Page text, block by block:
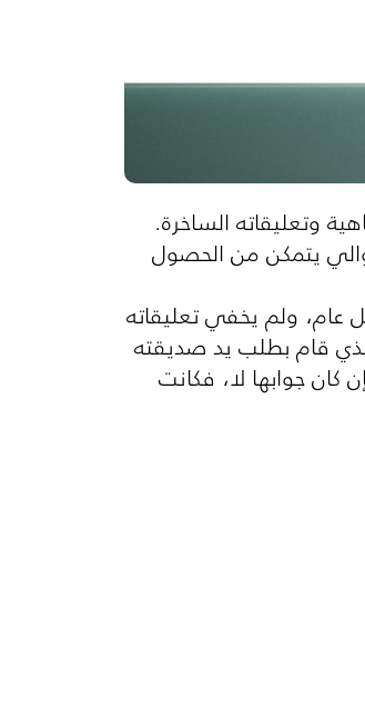
وتعليقاته الساخرة.
يتمكن من الحصول
عام، ولم يخفي تعليقاته
قام بطلب يد صديقته
جوابها لا، فكانت